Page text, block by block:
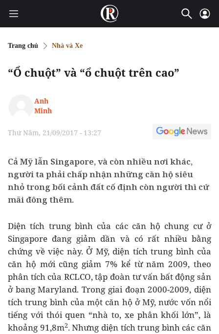
Trang chủ Nhà và Xe
“Ổ chuột” và “ổ chuột trên cao”
Anh
Minh
Thứ Năm, 21/09/2017 - 13:27
Cả Mỹ lẫn Singapore, và còn nhiều nơi khác,
người ta phải chấp nhận những căn hộ siêu
nhỏ trong bối cảnh đất cố định còn người thì cứ
mãi đông thêm.
Diện tích trung bình của các căn hộ chung cư ở
Singapore đang giảm dần và có rất nhiều bằng
chứng về việc này. Ở Mỹ, diện tích trung bình của
căn hộ mới cũng giảm 7% kể từ năm 2009, theo
phân tích của RCLCO, tập đoàn tư vấn bất động sản
ở bang Maryland. Trong giai đoạn 2000-2009, diện
tích trung bình của một căn hộ ở Mỹ, nước vốn nổi
tiếng với thói quen “nhà to, xe phân khối lớn”, là
khoảng 91,8m2. Nhưng diện tích trung bình các căn